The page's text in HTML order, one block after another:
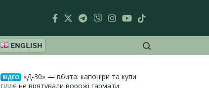
ENGLISH
ВІДЕО
«Д-30» — вбита: капоніри та купи
гілля не врятували ворожі гармати